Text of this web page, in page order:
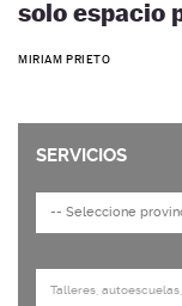
solo espacio
MIRIAM PRIETO